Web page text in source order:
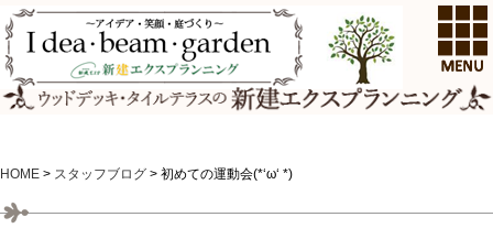
HOME > スタッフブログ > 初めての運動会(*‘ω‘ *)